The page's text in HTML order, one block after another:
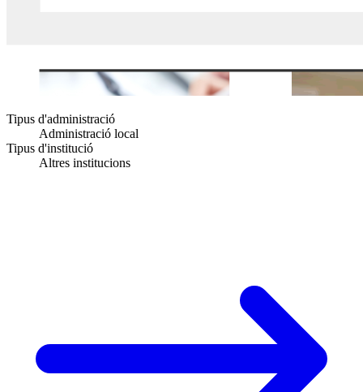
Tipus d'administració
Administració local
Tipus d'institució
Altres institucions